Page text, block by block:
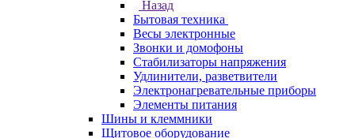
Назад
Бытовая техника
Весы электронные
Звонки и домофоны
Стабилизаторы напряжения
Удлинители, разветвители
Электронагревательные приборы
Элементы питания
Шины и клеммники
Щитовое оборудование